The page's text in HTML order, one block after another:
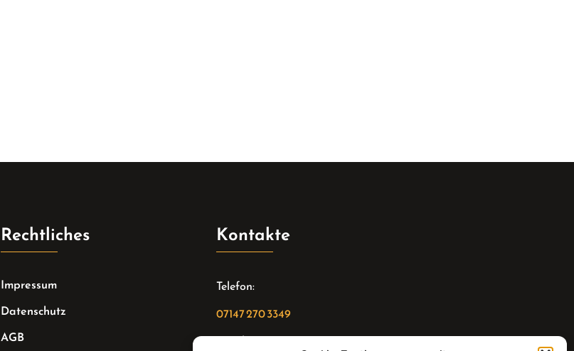
Rechtliches
Impressum
Datenschutz
AGB
Kontakte
Telefon:
07147 270 3349
Email: